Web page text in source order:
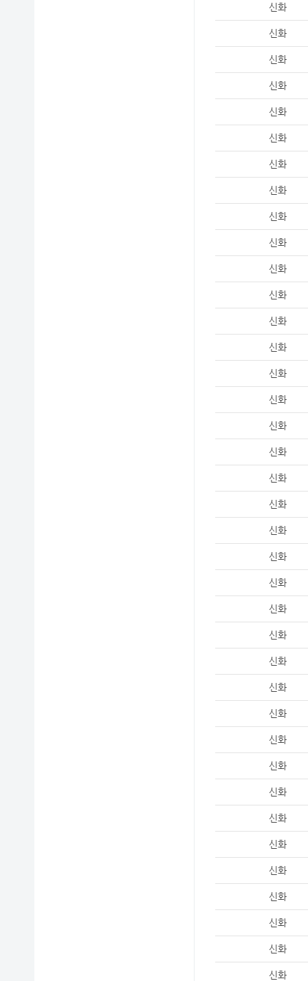
신화
신화
신화
신화
신화
신화
신화
신화
신화
신화
신화
신화
신화
신화
신화
신화
신화
신화
신화
신화
신화
신화
신화
신화
신화
신화
신화
신화
신화
신화
신화
신화
신화
신화
신화
신화
신화
신화